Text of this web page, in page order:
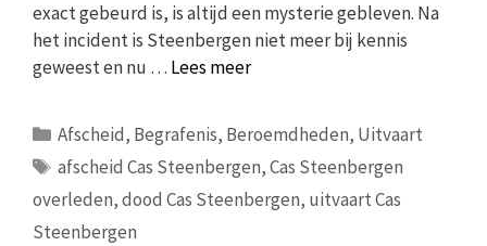
exact gebeurd is, is altijd een mysterie gebleven. Na
het incident is Steenbergen niet meer bij kennis
geweest en nu … Lees meer
Categorieën
Afscheid, Begrafenis, Beroemdheden, Uitvaart
Tags
afscheid Cas Steenbergen,Cas Steenbergen
overleden,dood Cas Steenbergen, uitvaart Cas
Steenbergen